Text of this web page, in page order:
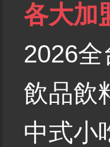
各大加
2026
飲品飲
中式小